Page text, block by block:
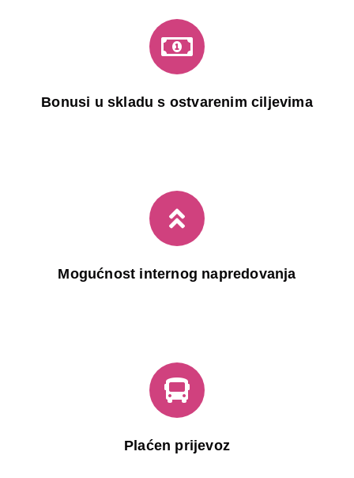
Bonusi u skladu s ostvarenim ciljevima
Mogućnost internog napredovanja
Plaćen prijevoz